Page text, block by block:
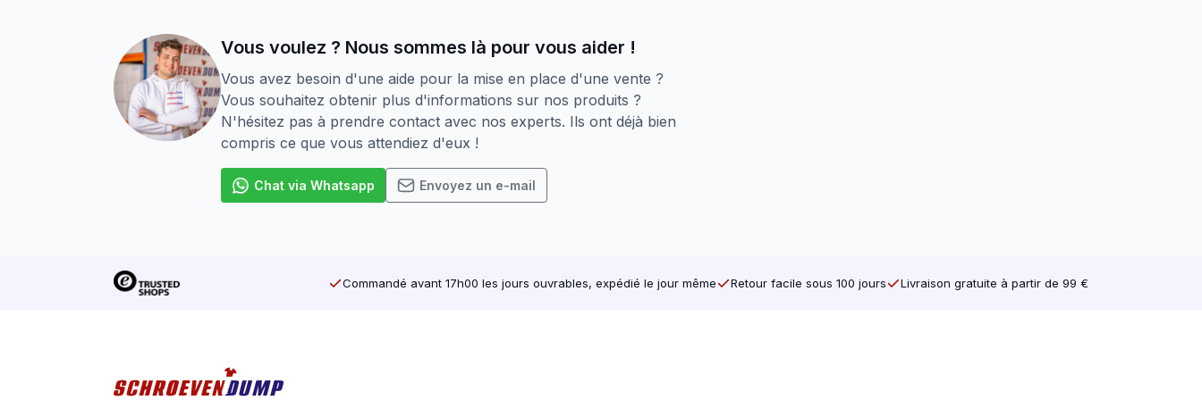
Vous voulez ? Nous sommes là pour vous aider !
Vous avez besoin d'une aide pour la mise en place d'une vente ?
Vous souhaitez obtenir plus d'informations sur nos produits ?
N'hésitez pas à prendre contact avec nos experts. Ils ont déjà bien
compris ce que vous attendiez d'eux !
Chat via Whatsapp Envoyez un e-mail
Commandé avant 17h00 les jours ouvrables, expédié le jour même Retour facile sous 100 jours Livraison gratuite à partir de 99 €